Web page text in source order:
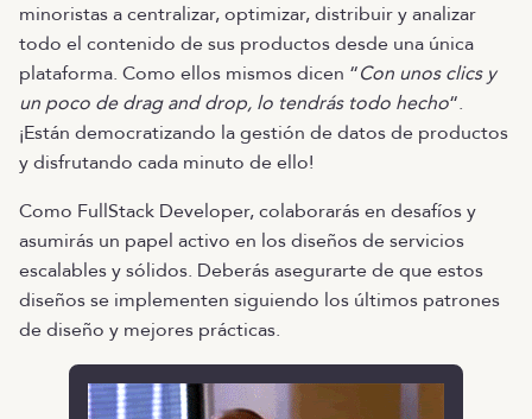
minoristas a centralizar, optimizar, distribuir y analizar
todo el contenido de sus productos desde una única
plataforma. Como ellos mismos dicen “Con unos clics y
un poco de drag and drop, lo tendrás todo hecho“.
¡Están democratizando la gestión de datos de productos
y disfrutando cada minuto de ello!
Como FullStack Developer, colaborarás en desafíos y
asumirás un papel activo en los diseños de servicios
escalables y sólidos. Deberás asegurarte de que estos
diseños se implementen siguiendo los últimos patrones
de diseño y mejores prácticas.